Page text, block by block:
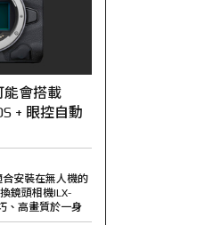
能會搭載
+ 眼控自動
安裝在無人機的
鏡頭相機ILX-
、高畫質於一身